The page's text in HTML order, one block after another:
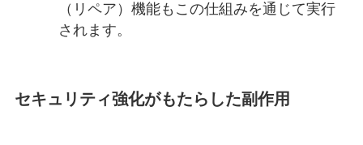
（リペア）機能もこの仕組みを通じて実行
されます。
セキュリティ強化がもたらした副作用